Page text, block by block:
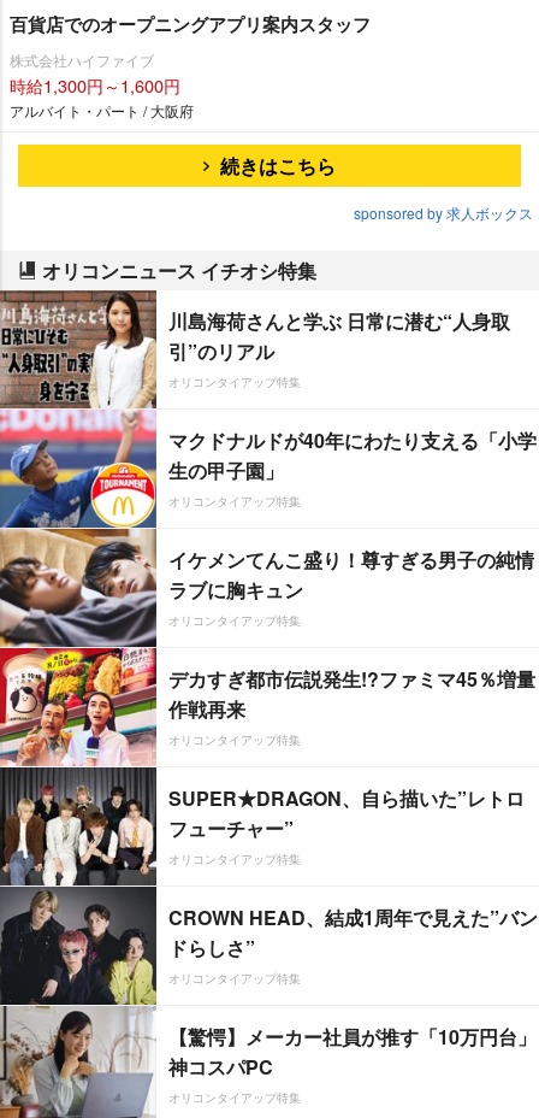
百貨店でのオープニングアプリ案内スタッフ
株式会社ハイファイブ
時給1,300円～1,600円
アルバイト・パート / 大阪府
続きはこちら
sponsored by 求人ボックス
オリコンニュース イチオシ特集
川島海荷さんと学ぶ 日常に潜む“人身取
引”のリアル
オリコンタイアップ特集
マクドナルドが40年にわたり支える「小学
生の甲子園」
オリコンタイアップ特集
イケメンてんこ盛り！尊すぎる男子の純情
ラブに胸キュン
オリコンタイアップ特集
デカすぎ都市伝説発生!?ファミマ45％増量
作戦再来
オリコンタイアップ特集
SUPER★DRAGON、自ら描いた”レトロ
フューチャー”
オリコンタイアップ特集
CROWN HEAD、結成1周年で見えた”バン
ドらしさ”
オリコンタイアップ特集
【驚愕】メーカー社員が推す「10万円台」
神コスパPC
オリコンタイアップ特集